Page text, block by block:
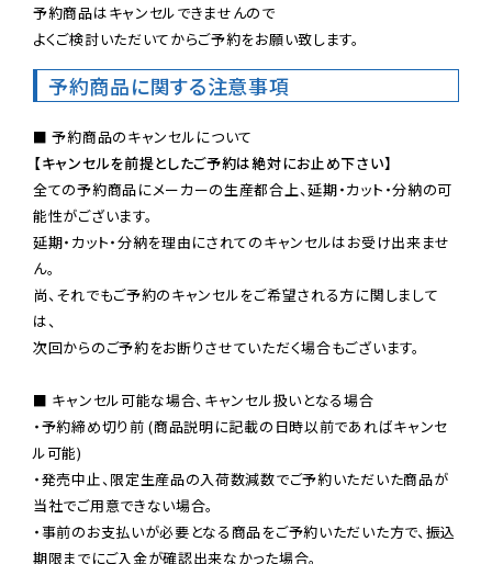
予約商品はキャンセルできませんので
よくご検討いただいてからご予約をお願い致します。
予約商品に関する注意事項
【キャンセルを前提としたご予約は絶対にお止め下さい】
全ての予約商品にメーカーの生産都合上、延期・カット・分納の可
能性がございます。
延期・カット・分納を理由にされてのキャンセルはお受け出来ませ
ん。
尚、それでもご予約のキャンセルをご希望される方に関しまして
は、
次回からのご予約をお断りさせていただく場合もございます。
■ キャンセル可能な場合、キャンセル扱いとなる場合
・予約締め切り前 (商品説明に記載の日時以前であればキャンセ
ル可能)
・発売中止、限定生産品の入荷数減数でご予約いただいた商品が
当社でご用意できない場合。
・事前のお支払いが必要となる商品をご予約いただいた方で、振込
期限までにご入金が確認出来なかった場合。